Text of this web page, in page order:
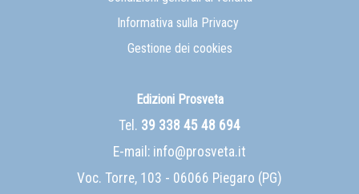
Informativa sulla Privacy
Gestione dei cookies
Edizioni Prosveta
Tel. 39 338 45 48 694
E-mail: info@prosveta.it
Voc. Torre, 103 - 06066 Piegaro (PG)